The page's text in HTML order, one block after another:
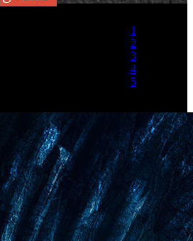
1
2
3
4
5